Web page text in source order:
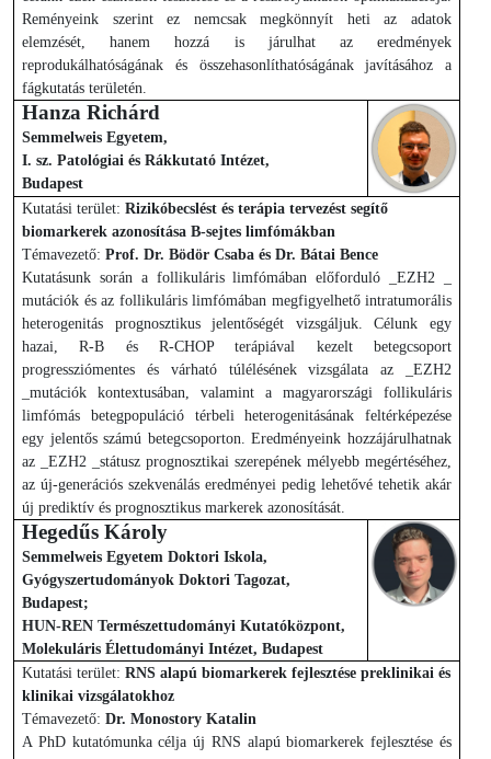
Reményeink szerint ez nemcsak megkönnyít heti az adatok
elemzését, hanem hozzá is járulhat az eredmények
reprodukálhatóságának és összehasonlíthatóságának javításához a
fágkutatás területén.
Hanza Richárd
Semmelweis Egyetem,
I. sz. Patológiai és Rákkutató Intézet,
Budapest
Kutatási terület: Rizikóbecslést és terápia tervezést segítő
biomarkerek azonosítása B-sejtes limfómákban
Témavezető: Prof. Dr. Bödör Csaba és Dr. Bátai Bence
Kutatásunk során a follikuláris limfómában előforduló _EZH2 _
mutációk és az follikuláris limfómában megfigyelhető intratumorális
heterogenitás prognosztikus jelentőségét vizsgáljuk. Célunk egy
hazai, R-B és R-CHOP terápiával kezelt betegcsoport
progressziómentes és várható túlélésének vizsgálata az _EZH2
_mutációk kontextusában, valamint a magyarországi follikuláris
limfómás betegpopuláció térbeli heterogenitásának feltérképezése
egy jelentős számú betegcsoporton. Eredményeink hozzájárulhatnak
az _EZH2 _státusz prognosztikai szerepének mélyebb megértéséhez,
az új-generációs szekvenálás eredményei pedig lehetővé tehetik akár
új prediktív és prognosztikus markerek azonosítását.
Hegedűs Károly
Semmelweis Egyetem Doktori Iskola,
Gyógyszertudományok Doktori Tagozat,
Budapest;
HUN-REN Természettudományi Kutatóközpont,
Molekuláris Élettudományi Intézet, Budapest
Kutatási terület: RNS alapú biomarkerek fejlesztése preklinikai és
klinikai vizsgálatokhoz
Témavezető: Dr. Monostory Katalin
A PhD kutatómunka célja új RNS alapú biomarkerek fejlesztése és